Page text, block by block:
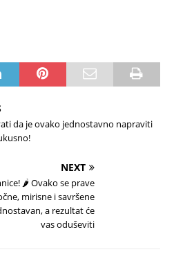
da je ovako jednostavno napraviti
NEXT
🌶️ Ovako se prave
mirisne i savršene
a rezultat će
vas oduševiti